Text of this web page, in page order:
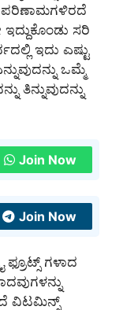
ಪರಿಣಾಮಗಳಿರದೆ
ಸರಿ
ಇದು ಎಷ್ಟು
ಒಮ್ಮೆ
ತಿನ್ನುವುದನ್ನು
Join Now
Join Now
ಫ್ರೂಟ್ಸ್ ಗಳಾದ
ವಿಟಮಿನ್ಸ್